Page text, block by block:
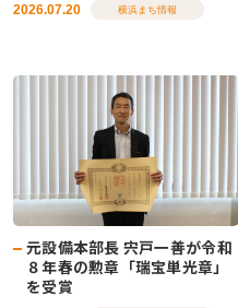
2026.07.20 横浜まち情報
元設備本部長 宍戸一善が令和
８年春の勲章「瑞宝単光章」
を受賞